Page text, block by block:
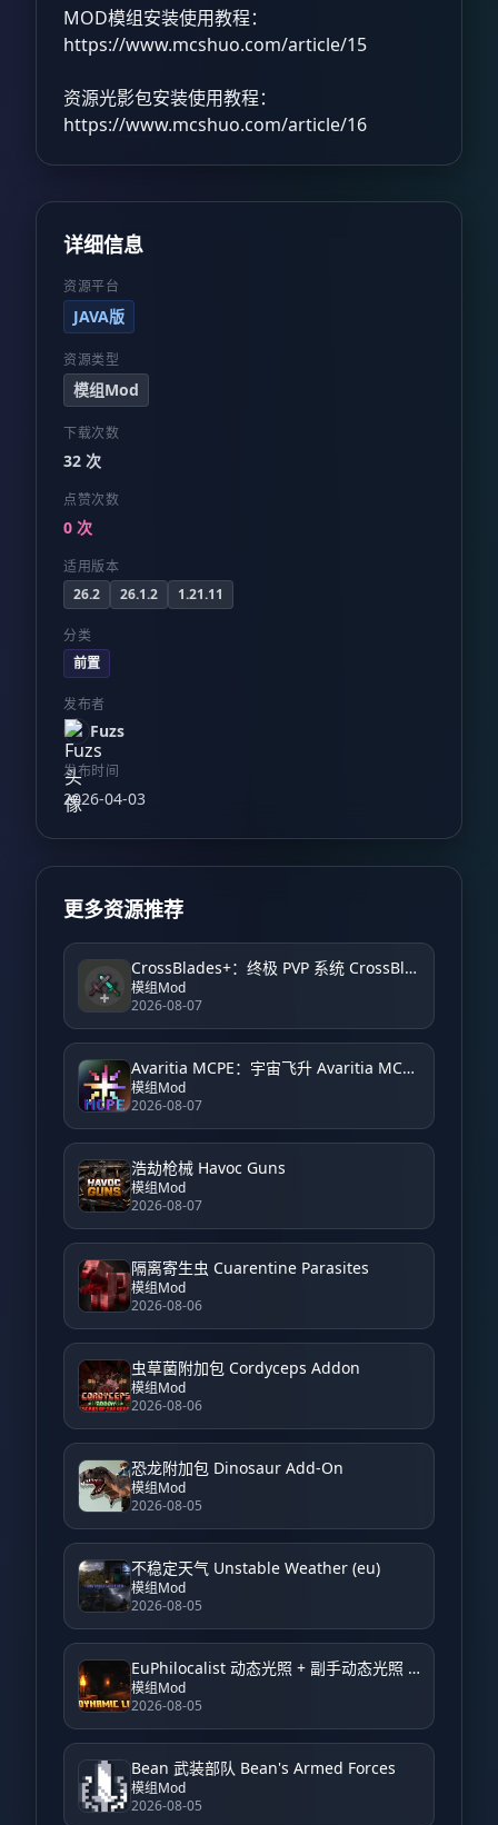
MOD模组安装使用教程：
https://www.mcshuo.com/article/15
资源光影包安装使用教程：
https://www.mcshuo.com/article/16
详细信息
资源平台
JAVA版
资源类型
模组Mod
下载次数
32 次
点赞次数
0 次
适用版本
26.2
26.1.2 1.21.11
分类
前置
发布者
Fuzs
发布时间
2026-04-03
更多资源推荐
CrossBlades+：终极 PVP 系统 CrossBlades+: Ultimate PVP System
模组Mod
2026-08-07
Avaritia MCPE：宇宙飞升 Avaritia MCPE: Cosmic Ascension
模组Mod
2026-08-07
浩劫枪械 Havoc Guns
模组Mod
2026-08-07
隔离寄生虫 Cuarentine Parasites
模组Mod
2026-08-06
虫草菌附加包 Cordyceps Addon
模组Mod
2026-08-06
恐龙附加包 Dinosaur Add-On
模组Mod
2026-08-05
不稳定天气 Unstable Weather (eu)
模组Mod
2026-08-05
EuPhilocalist 动态光照 + 副手动态光照 EuPhilocalist Dynamic Light + Offhand Dynamic Light
模组Mod
2026-08-05
Bean 武装部队 Bean's Armed Forces
模组Mod
2026-08-05